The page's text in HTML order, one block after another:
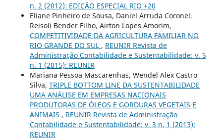
n. 2 (2012): EDIÇÃO ESPECIAL RIO +20
Eliane Pinheiro de Sousa, Daniel Arruda Coronel,
Reisoli Bender Filho, Airton Lopes Amorim,
COMPETITIVIDADE DA AGRICULTURA FAMILIAR NO
RIO GRANDE DO SUL , REUNIR Revista de
Administração Contabilidade e Sustentabilidade: v. 5
n. 1 (2015): REUNIR
Mariana Pessoa Mascarenhas, Wendel Alex Castro
Silva, TRIPLE BOTTOM LINE DA SUSTENTABILIDADE
UMA ANÁLISE EM EMPRESAS NACIONAIS
PRODUTORAS DE ÓLEOS E GORDURAS VEGETAIS E
ANIMAIS , REUNIR Revista de Administração
Contabilidade e Sustentabilidade: v. 3 n. 1 (2013):
REUNIR